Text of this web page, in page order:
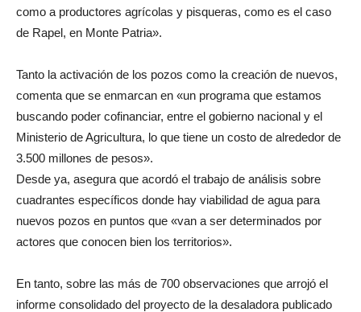
como a productores agrícolas y pisqueras, como es el caso
de Rapel, en Monte Patria».
Tanto la activación de los pozos como la creación de nuevos,
comenta que se enmarcan en «un programa que estamos
buscando poder cofinanciar, entre el gobierno nacional y el
Ministerio de Agricultura, lo que tiene un costo de alrededor de
3.500 millones de pesos».
Desde ya, asegura que acordó el trabajo de análisis sobre
cuadrantes específicos donde hay viabilidad de agua para
nuevos pozos en puntos que «van a ser determinados por
actores que conocen bien los territorios».
En tanto, sobre las más de 700 observaciones que arrojó el
informe consolidado del proyecto de la desaladora publicado